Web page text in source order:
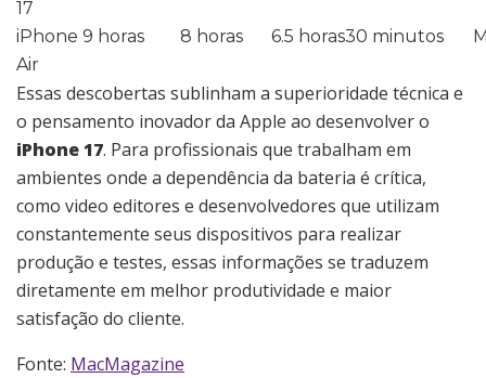
17
iPhone
Air
9 horas 8 horas 6.5 horas30 minutos
Essas descobertas sublinham a superioridade técnica e
o pensamento inovador da Apple ao desenvolver o
iPhone 17. Para profissionais que trabalham em
ambientes onde a dependência da bateria é crítica,
como video editores e desenvolvedores que utilizam
constantemente seus dispositivos para realizar
produção e testes, essas informações se traduzem
diretamente em melhor produtividade e maior
satisfação do cliente.
Fonte: MacMagazine